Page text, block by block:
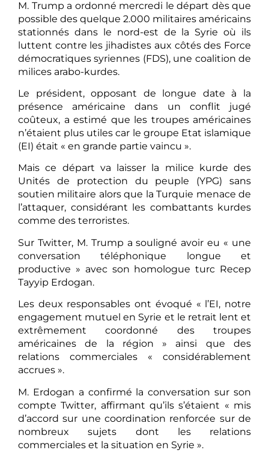
M. Trump a ordonné mercredi le départ dès que
possible des quelque 2.000 militaires américains
stationnés dans le nord-est de la Syrie où ils
luttent contre les jihadistes aux côtés des Force
démocratiques syriennes (FDS), une coalition de
milices arabo-kurdes.
Le président, opposant de longue date à la
présence américaine dans un conflit jugé
coûteux, a estimé que les troupes américaines
n’étaient plus utiles car le groupe Etat islamique
(EI) était « en grande partie vaincu ».
Mais ce départ va laisser la milice kurde des
Unités de protection du peuple (YPG) sans
soutien militaire alors que la Turquie menace de
l’attaquer, considérant les combattants kurdes
comme des terroristes.
Sur Twitter, M. Trump a souligné avoir eu « une
conversation téléphonique longue et
productive » avec son homologue turc Recep
Tayyip Erdogan.
Les deux responsables ont évoqué « l’EI, notre
engagement mutuel en Syrie et le retrait lent et
extrêmement coordonné des troupes
américaines de la région » ainsi que des
relations commerciales « considérablement
accrues ».
M. Erdogan a confirmé la conversation sur son
compte Twitter, affirmant qu’ils s’étaient « mis
d’accord sur une coordination renforcée sur de
nombreux sujets dont les relations
commerciales et la situation en Syrie ».